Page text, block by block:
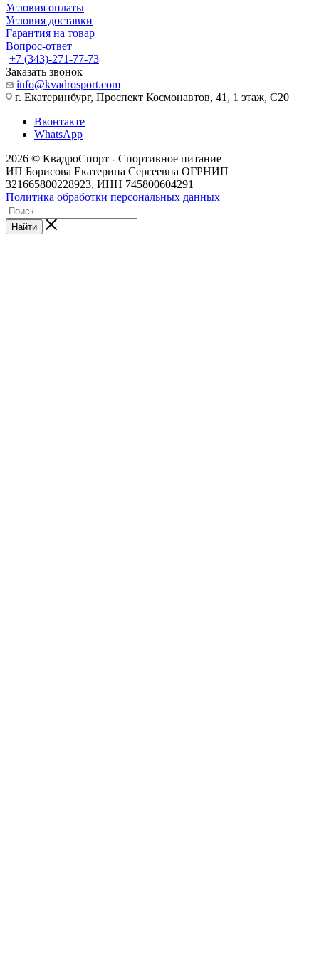
Условия оплаты
Условия доставки
Гарантия на товар
Вопрос-ответ
+7 (343)-271-77-73
Заказать звонок
info@kvadrosport.com
г. Екатеринбург, Проспект Космонавтов, 41, 1 этаж, С20
Вконтакте
WhatsApp
2026 © КвадроСпорт - Спортивное питание
ИП Борисова Екатерина Сергеевна ОГРНИП
321665800228923, ИНН 745800604291
Политика обработки персональных данных
Найти